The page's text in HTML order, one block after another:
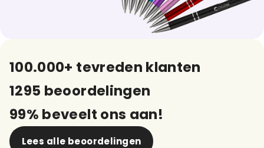
100.000+ tevreden klanten
1295 beoordelingen
99% beveelt ons aan!
Lees alle beoordelingen